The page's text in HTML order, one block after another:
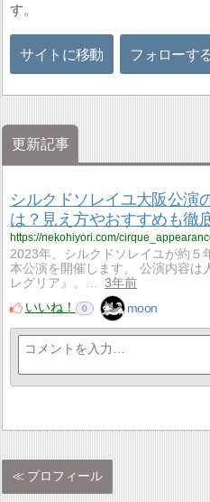
す。
サイトに移動 フォローす
更新記事
シルクドソレイユ大阪公演
は？見え方やおすすめも徹
https://nekohiyori.com/
2023年、シルクドソレイユが約５
本公演を開催します。 公演内容は
レグリア』。…
3年前
いいね！
0 moon
プロフィール